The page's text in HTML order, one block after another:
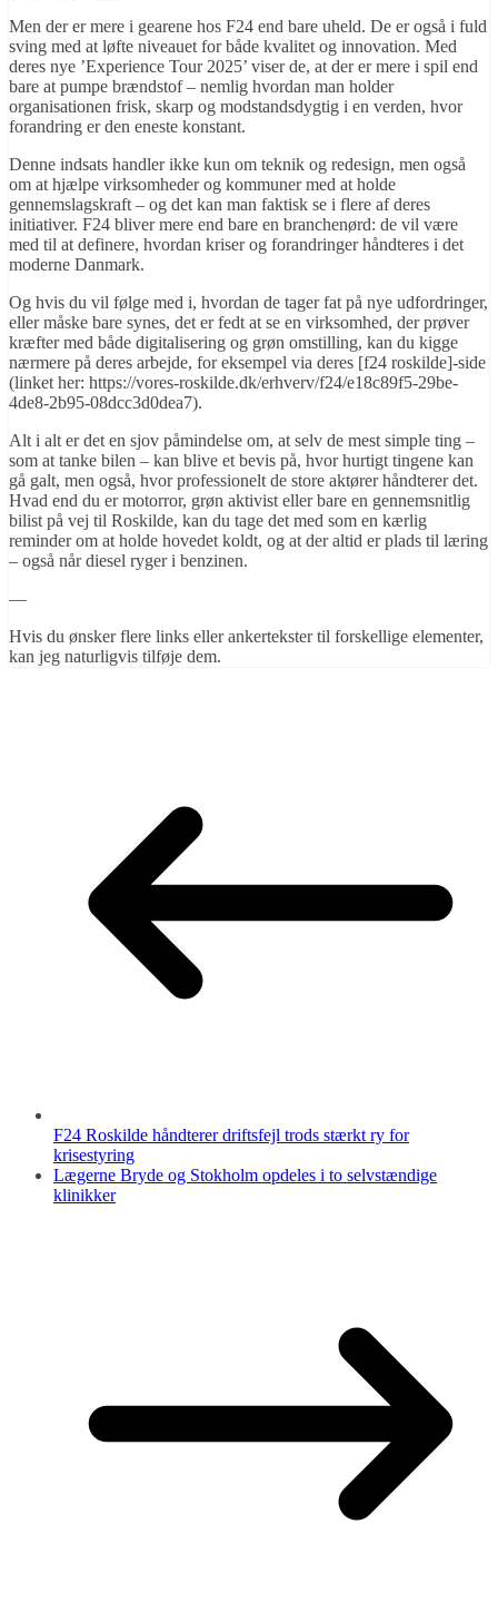
Men der er mere i gearene hos F24 end bare uheld. De er også i fuld
sving med at løfte niveauet for både kvalitet og innovation. Med
deres nye ’Experience Tour 2025’ viser de, at der er mere i spil end
bare at pumpe brændstof – nemlig hvordan man holder
organisationen frisk, skarp og modstandsdygtig i en verden, hvor
forandring er den eneste konstant.
Denne indsats handler ikke kun om teknik og redesign, men også
om at hjælpe virksomheder og kommuner med at holde
gennemslagskraft – og det kan man faktisk se i flere af deres
initiativer. F24 bliver mere end bare en branchenørd: de vil være
med til at definere, hvordan kriser og forandringer håndteres i det
moderne Danmark.
Og hvis du vil følge med i, hvordan de tager fat på nye udfordringer,
eller måske bare synes, det er fedt at se en virksomhed, der prøver
kræfter med både digitalisering og grøn omstilling, kan du kigge
nærmere på deres arbejde, for eksempel via deres [f24 roskilde]-side
(linket her: https://vores-roskilde.dk/erhverv/f24/e18c89f5-29be-
4de8-2b95-08dcc3d0dea7).
Alt i alt er det en sjov påmindelse om, at selv de mest simple ting –
som at tanke bilen – kan blive et bevis på, hvor hurtigt tingene kan
gå galt, men også, hvor professionelt de store aktører håndterer det.
Hvad end du er motorror, grøn aktivist eller bare en gennemsnitlig
bilist på vej til Roskilde, kan du tage det med som en kærlig
reminder om at holde hovedet koldt, og at der altid er plads til læring
– også når diesel ryger i benzinen.
—
Hvis du ønsker flere links eller ankertekster til forskellige elementer,
kan jeg naturligvis tilføje dem.
F24 Roskilde håndterer driftsfejl trods stærkt ry for
krisestyring
Lægerne Bryde og Stokholm opdeles i to selvstændige
klinikker